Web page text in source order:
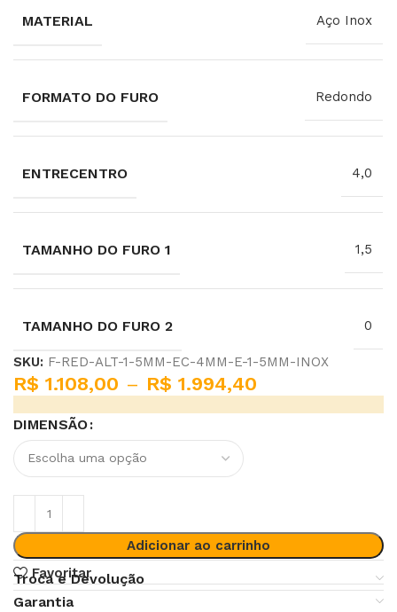
MATERIAL Aço Inox
FORMATO DO FURO Redondo
ENTRECENTRO 4,0
TAMANHO DO FURO 1 1,5
TAMANHO DO FURO 2 0
SKU: F-RED-ALT-1-5MM-EC-4MM-E-1-5MM-INOX
R$ 1.108,00 – R$ 1.994,40
DIMENSÃO
Adicionar ao carrinho
Favoritar
Troca e Devolução
Garantia